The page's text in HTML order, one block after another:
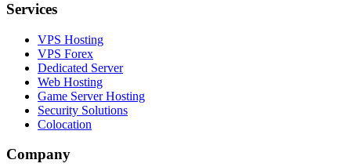
Services
VPS Hosting
VPS Forex
Dedicated Server
Web Hosting
Game Server Hosting
Security Solutions
Colocation
Company